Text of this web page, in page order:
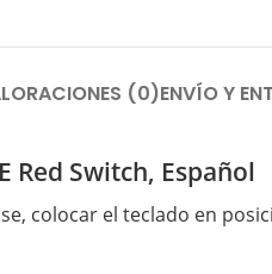
(0)ENVÍO Y
Red Switch, Español
colocar el teclado en